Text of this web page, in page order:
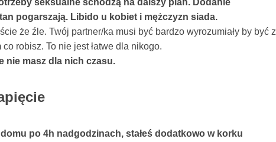
pogarszają. Libido u kobiet i mężczyzn siada.
że źle. Twój partner/ka musi być bardzo wyrozumiały by być z
robisz. To nie jest łatwe dla nikogo.
nie masz dla nich czasu.
po 4h nadgodzinach, stałeś dodatkowo w korku